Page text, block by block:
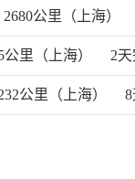
2680公里（上海）
公里（上海） 2
公里（上海）